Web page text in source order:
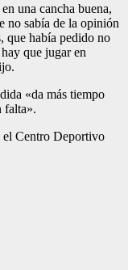
una cancha buena,
no sabía de la opinión
que había pedido no
que jugar en
«da más tiempo
falta».
el Centro Deportivo